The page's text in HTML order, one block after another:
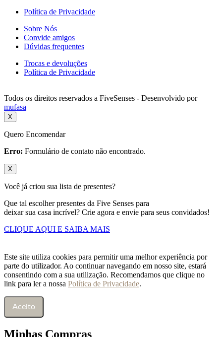
Política de Privacidade
Sobre Nós
Convide amigos
Dúvidas frequentes
Trocas e devoluções
Política de Privacidade
Todos os direitos reservados a FiveSenses - Desenvolvido por
mufasa
X
Quero Encomendar
Erro: Formulário de contato não encontrado.
X
Você já criou sua lista de presentes?
Que tal escolher presentes da Five Senses para
deixar sua casa incrível? Crie agora e envie para seus convidados!
CLIQUE AQUI E SAIBA MAIS
Este site utiliza cookies para permitir uma melhor experiência por
parte do utilizador. Ao continuar navegando em nosso site, estará
consentindo com a sua utilização. Recomendamos que clique no
link para ler a nossa Política de Privacidade.
Aceito
Minhas Compras